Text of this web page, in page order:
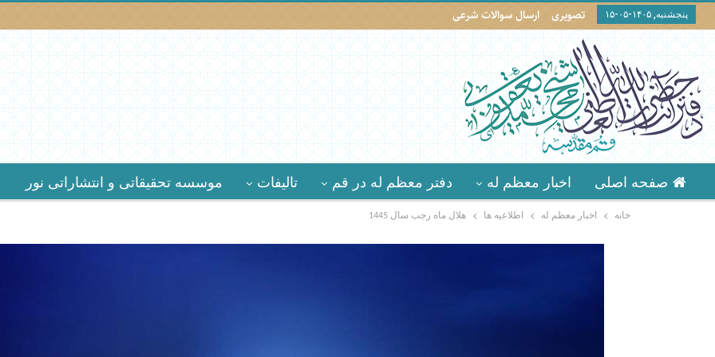
پنجشنبه, ۱۴۰۵-۰۵-۱۵ تصویری ارسال سوالات شرعی
صفحه اصلی اخبار معظم له دفتر معظم له در قم تالیفات موسسه تحقیقاتى و انتشاراتى نور
خانه اخبار معظم له اطلاعيه ها هلال ماه رجب سال 1445